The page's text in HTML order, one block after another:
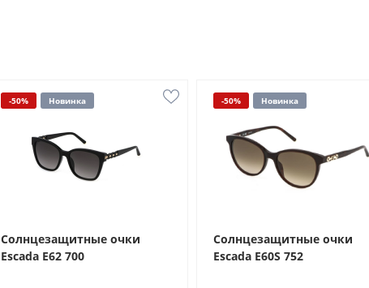
-50% Новинка
Солнцезащитные очки
Escada E62 700
-50% Новинка
Солнцезащитные очки
Escada E60S 752